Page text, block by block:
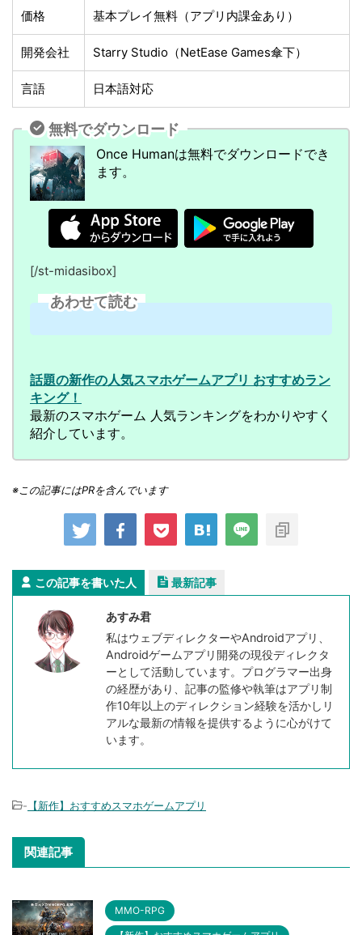
価格 基本プレイ無料（アプリ内課金あり）
開発会社 Starry Studio（NetEase Games傘下）
言語 日本語対応
無料でダウンロード
Once Humanは無料でダウンロードでき
ます。
[/st-midasibox]
あわせて読む
話題の新作の人気スマホゲームアプリ おすすめラン
キング！
最新のスマホゲーム 人気ランキングをわかりやすく
紹介しています。
※この記事にはPRを含んでいます
この記事を書いた人 最新記事
あすみ君
私はウェブディレクターやAndroidアプリ、
Androidゲームアプリ開発の現役ディレクタ
ーとして活動しています。プログラマー出身
の経歴があり、記事の監修や執筆はアプリ制
作10年以上のディレクション経験を活かしリ
アルな最新の情報を提供するように心がけて
います。
- 【新作】おすすめスマホゲームアプリ
関連記事
MMO-RPG